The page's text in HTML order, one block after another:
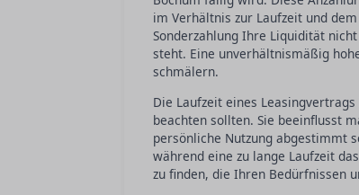
im Verhältnis zur Laufzeit und
Sonderzahlung Ihre Liquidität
steht. Eine unverhältnismäßig
schmälern.
Die Laufzeit eines
beachten sollten. Sie beeinflusst
persönliche Nutzung abgestimmt
während eine zu lange Laufzeit
zu finden, die Ihren Bedürfnissen